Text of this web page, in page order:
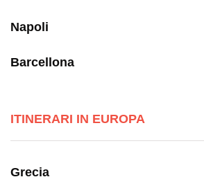
Napoli
Barcellona
ITINERARI IN EUROPA
Grecia